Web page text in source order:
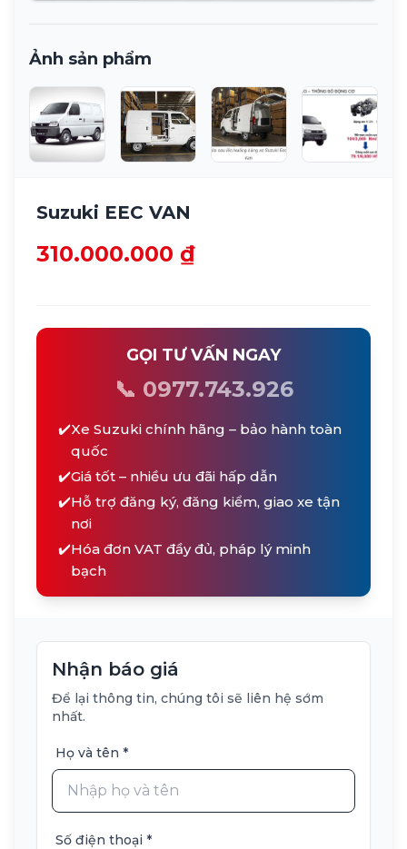
Ảnh sản phẩm
Suzuki EEC VAN
310.000.000 ₫
GỌI TƯ VẤN NGAY
📞 0977.743.926
✔️Xe Suzuki chính hãng – bảo hành toàn
quốc
✔️Giá tốt – nhiều ưu đãi hấp dẫn
✔️Hỗ trợ đăng ký, đăng kiểm, giao xe tận
nơi
✔️Hóa đơn VAT đầy đủ, pháp lý minh
bạch
Nhận báo giá
Để lại thông tin, chúng tôi sẽ liên hệ sớm
nhất.
Họ và tên *
Số điện thoại *